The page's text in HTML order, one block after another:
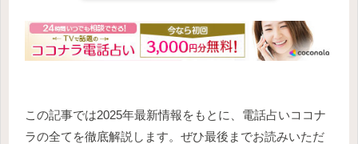
この記事では2025年最新情報をもとに、電話占いココナ
ラの全てを徹底解説します。ぜひ最後までお読みいただ